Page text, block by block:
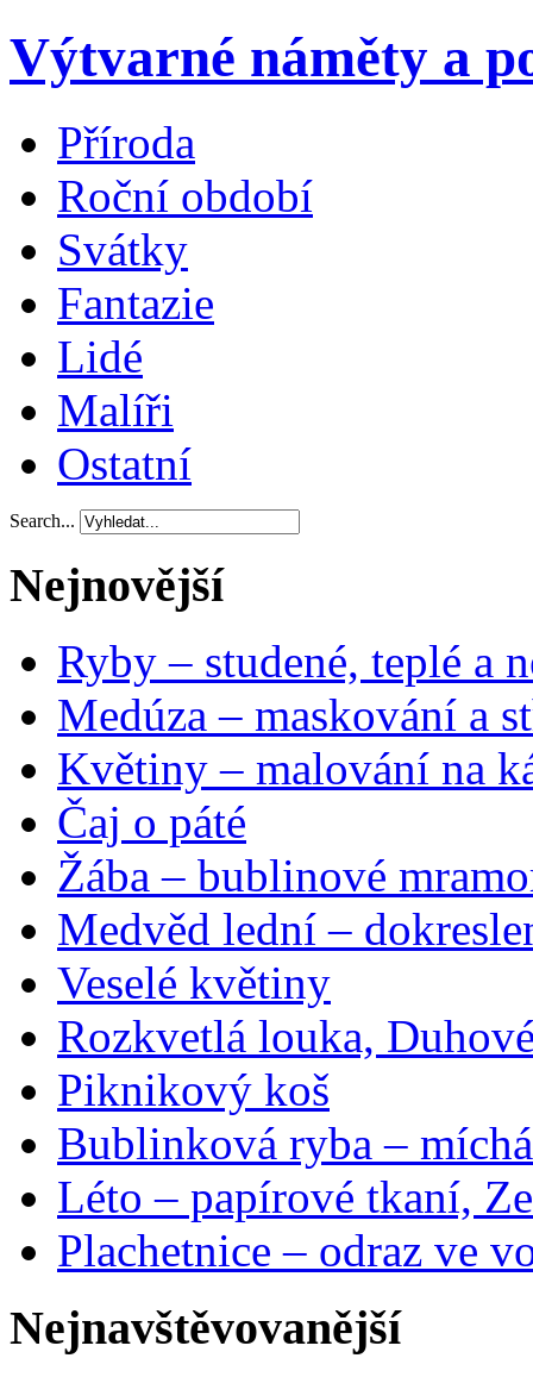
Výtvarné náměty a
Příroda
Roční období
Svátky
Fantazie
Lidé
Malíři
Ostatní
Search...
Nejnovější
Ryby – studené, teplé a
Medúza – maskování a
Květiny – malování na
Čaj o páté
Žába – bublinové
Medvěd lední –
Veselé květiny
Rozkvetlá louka,
Piknikový koš
Bublinková ryba –
Léto – papírové tkaní,
Plachetnice – odraz ve
Nejnavštěvovanější